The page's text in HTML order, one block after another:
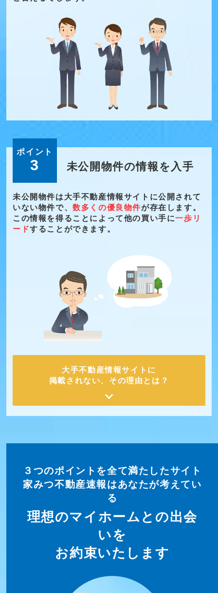
ポイント
3 未公開物件の情報を入手
未公開物件は大手不動産情報サイトに公開されて
いない物件で、数多くの優良物件が存在します。
この情報を得ることによって他の買い手に一歩リ
ードすることができます。
大手不動産情報サイトに
掲載されない、その理由とは？
３つのポイントを全て満たしたサイト
家みつ不動産速報はあなたが考えてい
る
理想のマイホームとの出会
いを
お約束いたします